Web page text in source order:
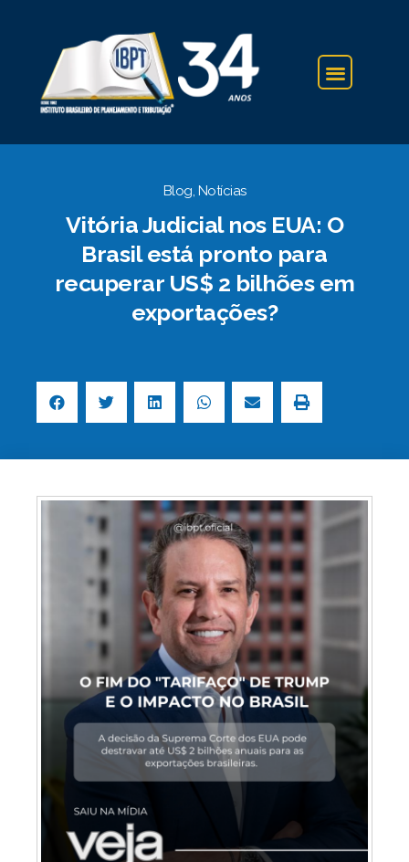
Blog, Notícias
Vitória Judicial nos EUA: O
Brasil está pronto para
recuperar US$ 2 bilhões em
exportações?